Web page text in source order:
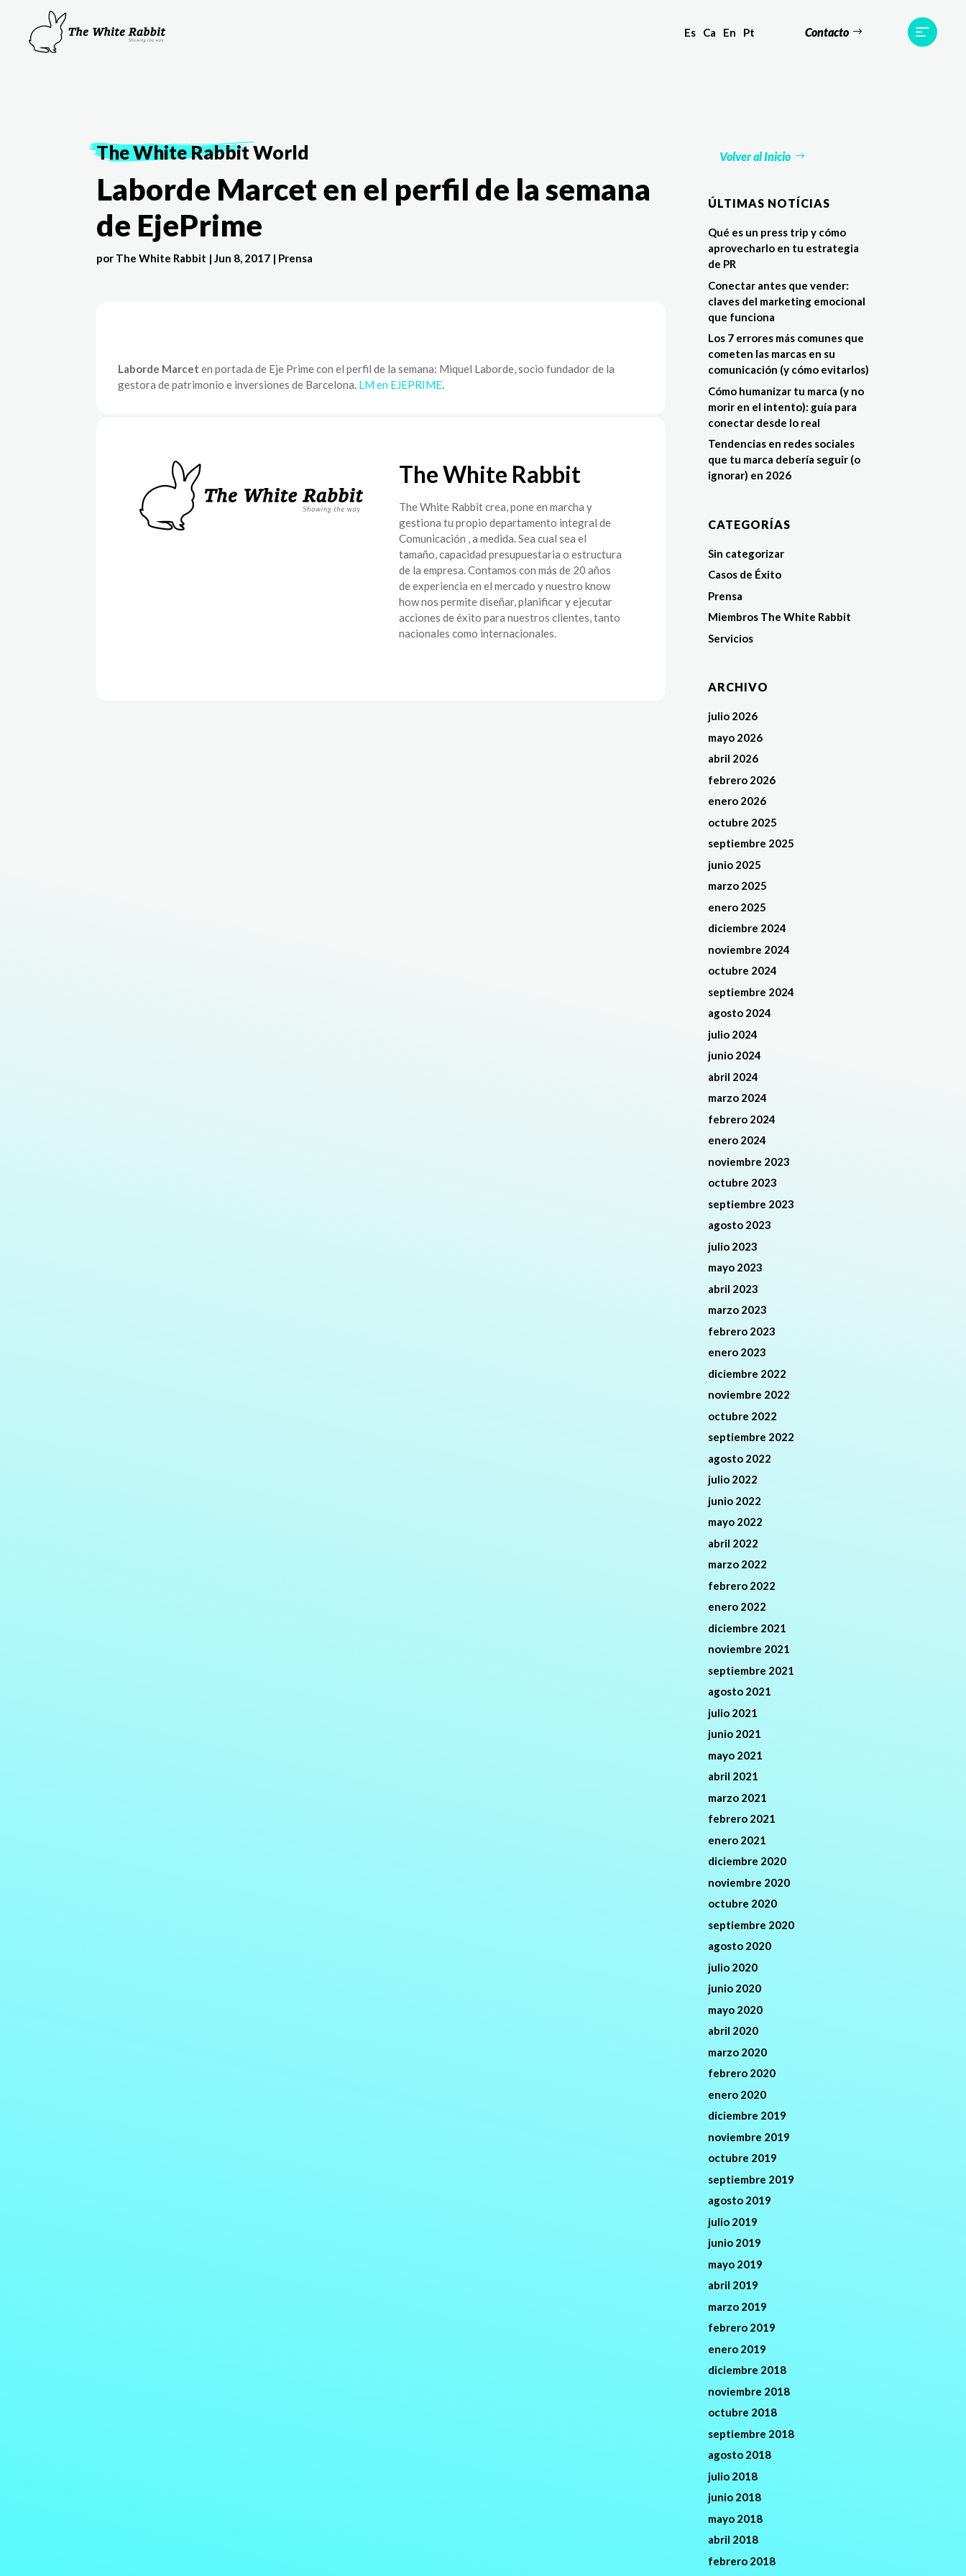
Es Ca En Pt Contacto
The White RabbitWorld Volver al Inicio
Laborde Marcet en el perfil de la semana
de EjePrime
por The White Rabbit |Jun 8, 2017 | Prensa
Laborde Marcet en portada de Eje Prime con el perfil de la semana: Miquel Laborde, socio fundador de la
gestora de patrimonio e inversiones de Barcelona. LM en EJEPRIME.
The White Rabbit
The White Rabbit crea, pone en marcha y
gestiona tu propio departamento integral de
Comunicación , a medida. Sea cual sea el
tamaño, capacidad presupuestaria o estructura
de la empresa. Contamos con más de 20 años
de experiencia en el mercado y nuestro know
how nos permite diseñar, planificar y ejecutar
acciones de éxito para nuestros clientes, tanto
nacionales como internacionales.
ÚLTIMAS NOTÍCIAS
Qué es un press trip y cómo
aprovecharlo en tu estrategia
de PR
Conectar antes que vender:
claves del marketing emocional
que funciona
Los 7 errores más comunes que
cometen las marcas en su
comunicación (y cómo evitarlos)
Cómo humanizar tu marca (y no
morir en el intento): guía para
conectar desde lo real
Tendencias en redes sociales
que tu marca debería seguir (o
ignorar) en 2026
CATEGORÍAS
Sin categorizar
Casos de Éxito
Prensa
Miembros The White Rabbit
Servicios
ARCHIVO
julio 2026
mayo 2026
abril 2026
febrero 2026
enero 2026
octubre 2025
septiembre 2025
junio 2025
marzo 2025
enero 2025
diciembre 2024
noviembre 2024
octubre 2024
septiembre 2024
agosto 2024
julio 2024
junio 2024
abril 2024
marzo 2024
febrero 2024
enero 2024
noviembre 2023
octubre 2023
septiembre 2023
agosto 2023
julio 2023
mayo 2023
abril 2023
marzo 2023
febrero 2023
enero 2023
diciembre 2022
noviembre 2022
octubre 2022
septiembre 2022
agosto 2022
julio 2022
junio 2022
mayo 2022
abril 2022
marzo 2022
febrero 2022
enero 2022
diciembre 2021
noviembre 2021
septiembre 2021
agosto 2021
julio 2021
junio 2021
mayo 2021
abril 2021
marzo 2021
febrero 2021
enero 2021
diciembre 2020
noviembre 2020
octubre 2020
septiembre 2020
agosto 2020
julio 2020
junio 2020
mayo 2020
abril 2020
marzo 2020
febrero 2020
enero 2020
diciembre 2019
noviembre 2019
octubre 2019
septiembre 2019
agosto 2019
julio 2019
junio 2019
mayo 2019
abril 2019
marzo 2019
febrero 2019
enero 2019
diciembre 2018
noviembre 2018
octubre 2018
septiembre 2018
agosto 2018
julio 2018
junio 2018
mayo 2018
abril 2018
febrero 2018